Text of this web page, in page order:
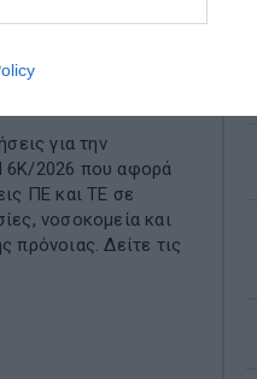
– Όλες οι
οι
για την
6Κ/2026 που αφορά
ΠΕ και ΤΕ σε
νοσοκομεία και
πρόνοιας. Δείτε τις